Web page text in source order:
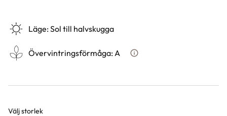
Läge:Sol till halvskugga
Övervintringsförmåga:A Vad betyder
Välj storlek